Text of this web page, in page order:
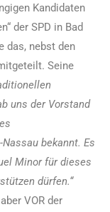
Kandidaten
der SPD in Bad
das, nebst den
Seine
uns der Vorstand
bekannt. Es
Minorfür dieses
dürfen.“
VOR der